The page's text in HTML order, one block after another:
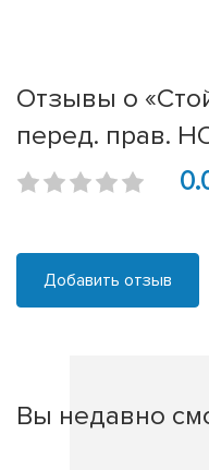
Отзывы о
перед. прав.
Добавить отзыв
Вы недавно